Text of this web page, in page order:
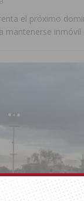
el próximo
mantenerse